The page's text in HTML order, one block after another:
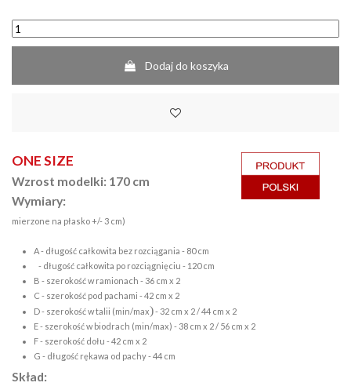
Dodaj do koszyka
ONE SIZE
Wzrost modelki: 170 cm
Wymiary:
mierzone na płasko +/- 3 cm)
A - długość całkowita bez rozciągania - 80 cm
- długość całkowita po rozciągnięciu - 120 cm
B - szerokość w ramionach - 36 cm x 2
C - szerokość pod pachami - 42 cm x 2
D - szerokość w talii (min/max)- 32 cm x 2 / 44 cm x 2
E - szerokość w biodrach (min/max) - 38 cm x 2 / 56 cm x 2
F - szerokość dołu - 42 cm x 2
G - długość rękawa od pachy - 44 cm
Skład: